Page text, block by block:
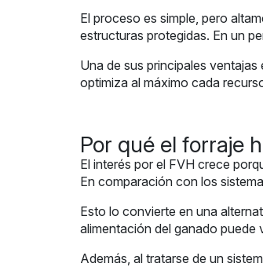
El proceso es simple, pero
estructuras protegidas. En un
Una de sus principales
optimiza al máximo cada
Por qué el forraje
El interés por el FVH crece
En comparación con los
Esto lo convierte en una
alimentación del ganado puede
Además, al tratarse de un